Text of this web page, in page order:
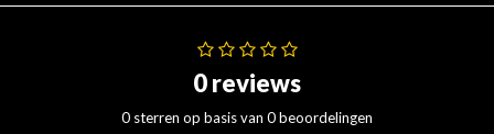
0 reviews
0 sterren op basis van 0 beoordelingen